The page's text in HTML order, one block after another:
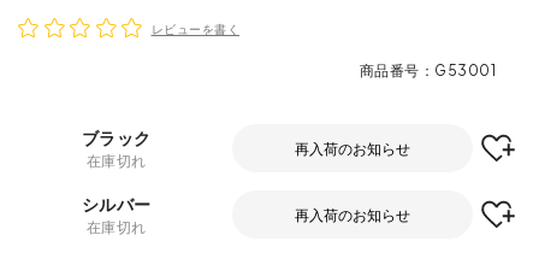
レビューを書く
商品番号 G53001
ブラック
在庫切れ
再入荷のお知らせ
シルバー
在庫切れ
再入荷のお知らせ